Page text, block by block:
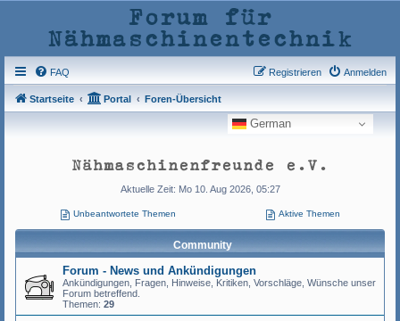
Forum für
Nähmaschinentechnik
FAQ Anmelden
Registrieren
Startseite Portal Foren-Übersicht
German
Nähmaschinenfreunde e.V.
Aktuelle Zeit: Mo 10. Aug 2026, 05:27
Unbeantwortete Themen Aktive Themen
Community
Forum - News und Ankündigungen
Ankündigungen, Fragen, Hinweise, Kritiken, Vorschläge, Wünsche unser
Forum betreffend.
Themen: 29